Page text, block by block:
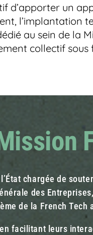
d’apporter un
l’implantation
au sein de la
collectif sous
chargée de
des
de la French
facilitant leurs